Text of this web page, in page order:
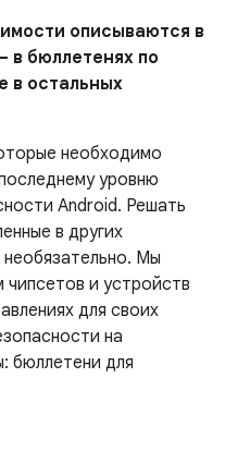
описываются в
в бюллетенях по
в остальных
необходимо
уровню
Android. Решать
в других
Мы
и устройств
для своих
на
бюллетени для